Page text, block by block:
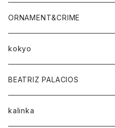
ORNAMENT&CRIME
kokyo
BEATRIZ PALACIOS
kalinka